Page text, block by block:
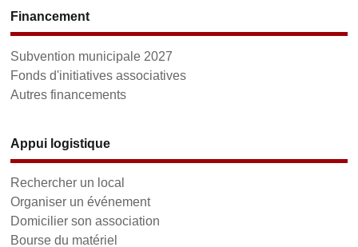
Financement
Subvention municipale 2027
Fonds d'initiatives associatives
Autres financements
Appui logistique
Rechercher un local
Organiser un événement
Domicilier son association
Bourse du matériel